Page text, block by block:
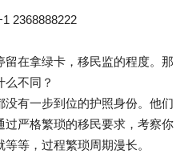
2368888222
在拿绿卡，移民监的程度。那
么不同？
有一步到位的护照身份。他们
过严格繁琐的移民要求，考察你
等，过程繁琐周期漫长。